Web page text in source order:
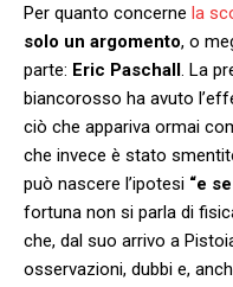
Per quanto concerne la
solo un argomento, o
parte: Eric Paschall. La
biancorosso ha avuto
ciò che appariva ormai
che invece è stato
può nascere l’ipotesi “e
fortuna non si parla di
che, dal suo arrivo a
osservazioni, dubbi e,